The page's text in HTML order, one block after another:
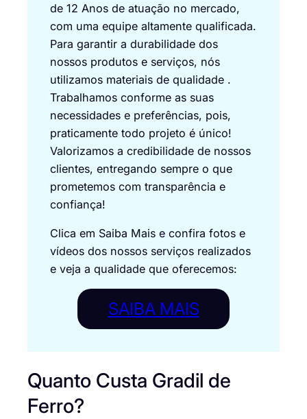
de 12 Anos de atuação no mercado,
com uma equipe altamente qualificada.
Para garantir a durabilidade dos
nossos produtos e serviços, nós
utilizamos materiais de qualidade .
Trabalhamos conforme as suas
necessidades e preferências, pois,
praticamente todo projeto é único!
Valorizamos a credibilidade de nossos
clientes, entregando sempre o que
prometemos com transparência e
confiança!
Clica em Saiba Mais e confira fotos e
vídeos dos nossos serviços realizados
e veja a qualidade que oferecemos:
SAIBA MAIS
Quanto Custa Gradil de
Ferro?